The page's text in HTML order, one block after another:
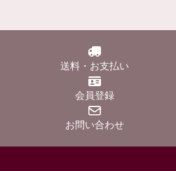
送料・お支払い
会員登録
お問い合わせ